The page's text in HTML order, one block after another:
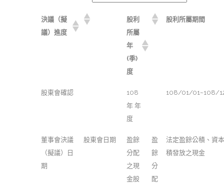
決議（擬
議）進度
股利
所屬
年
(季)
度
股利所屬期間
股東會確認
108
年 年
度
108/01/01~108/
董事會決議
（擬議）日
期
股東會日期
盈餘
分配
之現
金股
盈
餘
分
配
法定盈餘公積、資
積發放之現金